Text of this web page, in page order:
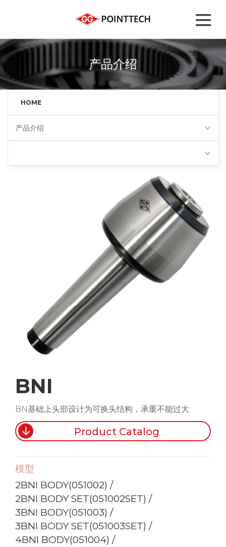
产品介绍
HOME
产品介绍
可换头顶尖(BNI)
BNI
BN基础上头部设计为可换头结构，承重不能过大
Product Catalog
模型
2BNI BODY(051002) /
2BNI BODY SET(051002SET) /
3BNI BODY(051003) /
3BNI BODY SET(051003SET) /
4BNI BODY(051004) /